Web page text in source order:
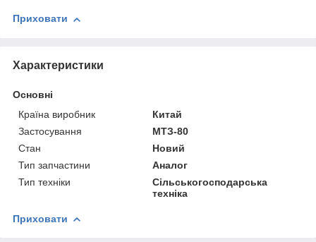
Приховати
Характеристики
Основні
Країна виробник
Китай
Застосування
МТЗ-80
Стан
Новий
Тип запчастини
Аналог
Тип техніки
Сільськогосподарська
техніка
Приховати